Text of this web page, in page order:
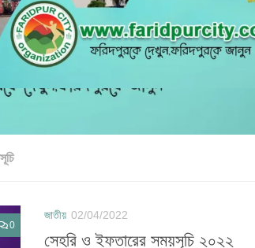
0
জাতীয় 02/04/2022
সেহরি ও ইফতারের সময়সূচি ২০২২